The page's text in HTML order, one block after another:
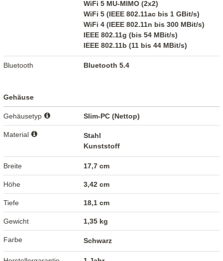
WiFi 5 MU-MIMO (2x2)
WiFi 5 (IEEE 802.11ac bis 1 GBit/s)
WiFi 4 (IEEE 802.11n bis 300 MBit/s)
IEEE 802.11g (bis 54 MBit/s)
IEEE 802.11b (11 bis 44 MBit/s)
Bluetooth Bluetooth 5.4
Gehäuse
Gehäusetyp Slim-PC (Nettop)
Material
Stahl
Kunststoff
Breite 17,7 cm
Höhe 3,42 cm
Tiefe 18,1 cm
Gewicht 1,35 kg
Farbe Schwarz